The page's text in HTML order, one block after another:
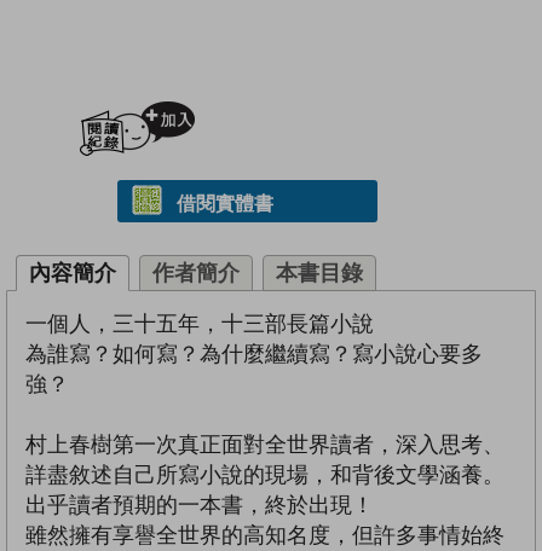
借閱實體書
內容簡介 作者簡介 本書目錄
一個人，三十五年，十三部長篇小說
為誰寫？如何寫？為什麼繼續寫？寫小說心要多
強？
村上春樹第一次真正面對全世界讀者，深入思考、
詳盡敘述自己所寫小說的現場，和背後文學涵養。
出乎讀者預期的一本書，終於出現！
雖然擁有享譽全世界的高知名度，但許多事情始終